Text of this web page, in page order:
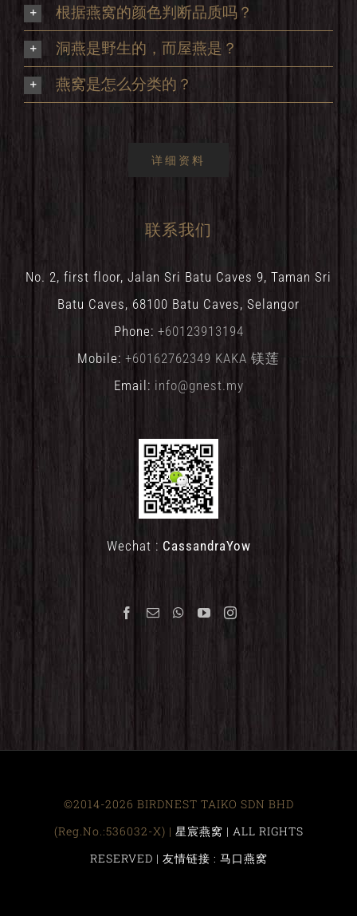
根据燕窝的颜色判断品质吗？
洞燕是野生的，而屋燕是？
燕窝是怎么分类的？
详细资料
联系我们
No. 2, first floor, Jalan Sri Batu Caves 9, Taman Sri
Batu Caves, 68100 Batu Caves, Selangor
Phone: +60123913194
Mobile: +60162762349 KAKA 镁莲
Email: info@gnest.my
Wechat : CassandraYow
©2014-2026 BIRDNEST TAIKO SDN BHD
(Reg.No.:536032-X) | 星宸燕窝 | ALL RIGHTS
RESERVED | 友情链接 : 马口燕窝